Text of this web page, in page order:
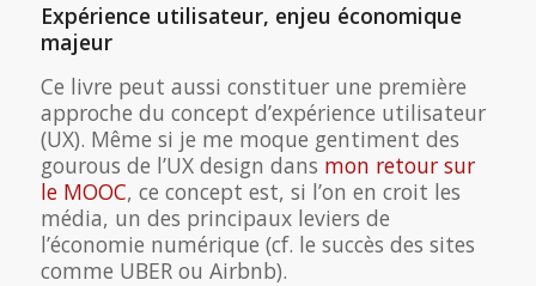
Expérience utilisateur, enjeu économique
majeur
Ce livre peut aussi constituer une première
approche du concept d’expérience utilisateur
(UX). Même si je me moque gentiment des
gourous de l’UX design dans mon retour sur
le MOOC, ce concept est, si l’on en croit les
média, un des principaux leviers de
l’économie numérique (cf. le succès des sites
comme UBER ou Airbnb).